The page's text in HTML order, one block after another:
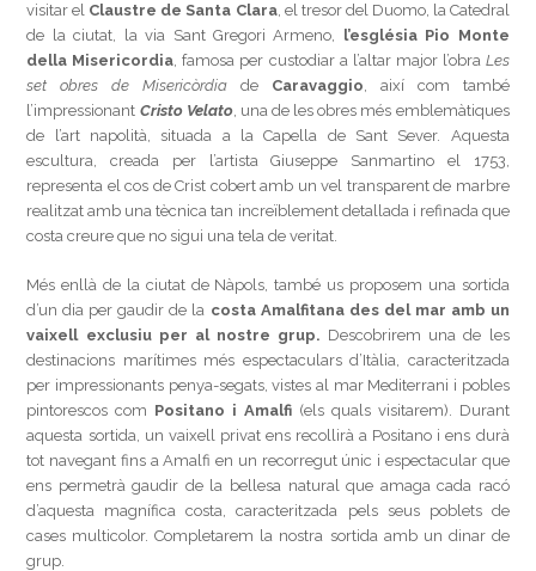
visitar el Claustre de Santa Clara, el tresor del Duomo, la Catedral
de la ciutat, la via Sant Gregori Armeno, l’església Pio Monte
della Misericordia, famosa per custodiar a l’altar major l’obra Les
set obres de Misericòrdia de Caravaggio, així com també
l’impressionant Cristo Velato, una de les obres més emblemàtiques
de l’art napolità, situada a la Capella de Sant Sever. Aquesta
escultura, creada per l’artista Giuseppe Sanmartino el 1753,
representa el cos de Crist cobert amb un vel transparent de marbre
realitzat amb una tècnica tan increïblement detallada i refinada que
costa creure que no sigui una tela de veritat.
Més enllà de la ciutat de Nàpols, també us proposem una sortida
d’un dia per gaudir de la costa Amalfitana des del mar amb un
vaixell exclusiu per al nostre grup. Descobrirem una de les
destinacions marítimes més espectaculars d’Itàlia, caracteritzada
per impressionants penya-segats, vistes al mar Mediterrani i pobles
pintorescos com Positano i Amalfi (els quals visitarem). Durant
aquesta sortida, un vaixell privat ens recollirà a Positano i ens durà
tot navegant fins a Amalfi en un recorregut únic i espectacular que
ens permetrà gaudir de la bellesa natural que amaga cada racó
d’aquesta magnífica costa, caracteritzada pels seus poblets de
cases multicolor. Completarem la nostra sortida amb un dinar de
grup.